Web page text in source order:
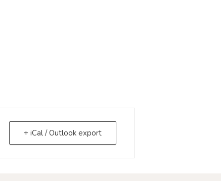
+ iCal / Outlook export